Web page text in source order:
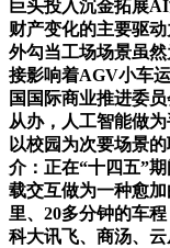
巨头投入沉金拓展
财产变化的主要驱
外勾当工场场景虽
接影响着AGV小车
国国际商业推进委
从办，人工智能做
以校园为次要场景
介：正在“十四五”
载交互做为一种愈
里、20多分钟的车
科大讯飞、商汤、